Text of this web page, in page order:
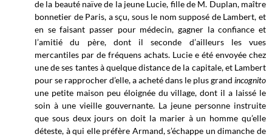
de la beauté naïve de la jeune Lucie, fille de M. Duplan, maître
bonnetier de Paris, a sçu, sous le nom supposé de Lambert, et
en se faisant passer pour médecin, gagner la confiance et
l’amitié du père, dont il seconde d’ailleurs les vues
mercantiles par de fréquens achats. Lucie e été envoyée chez
une de ses tantes à quelque distance de la capitale, et Lambert
pour se rapprocher d’elle, a acheté dans le plus grand incognito
une petite maison peu éloignée du village, dont il a laissé le
soin à une vieille gouvernante. La jeune personne instruite
que sous deux jours on doit la marier à un homme qu’elle
déteste, à qui elle préfère Armand, s’échappe un dimanche de